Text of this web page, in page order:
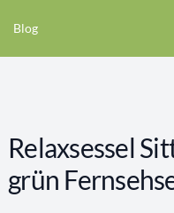
Blog
Relaxsessel
grün